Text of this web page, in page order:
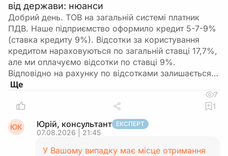
від держави: нюанси
Добрий день. ТОВ на загальній системі платник
ПДВ. Наше підприємство оформило кредит 5-7-9%
(ставка кредиту 9%). Відсотки за користування
кредитом нараховуються по загальній ставці 17,7%,
але ми оплачуємо відсотки по ставці 9%.
Відповідно на рахунку по відсотками залишається…
7
1
ЮК Юрій, консультант ЕКСПЕРТ
07.08.2026 | 21:45
У Вашому випадку має місце отримання